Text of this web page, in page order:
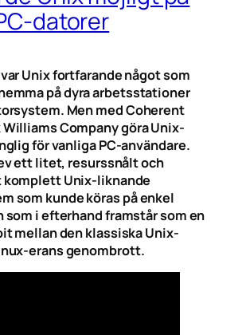
datorer
Unix fortfarande något som
på dyra arbetsstationer
Men med Coherent
Company göra Unix-
för vanliga PC-användare.
ett litet, resurssnålt och
komplett Unix-liknande
som kunde köras på enkel
som i efterhand framstår som en
mellan den klassiska Unix-
erans genombrott.